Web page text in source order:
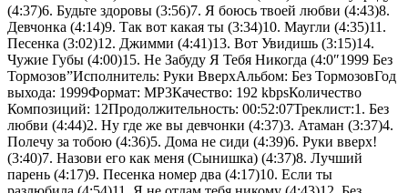
(4:37)6. Будьте здоровы (3:56)7. Я боюсь твоей любви (4:43)8.
Девчонка (4:14)9. Так вот какая ты (3:34)10. Маугли (4:35)11.
Песенка (3:02)12. Джимми (4:41)13. Вот Увидишь (3:15)14.
Чужие Губы (4:00)15. Не Забуду Я Тебя Никогда (4:0″1999 Без
Тормозов”Исполнитель: Руки ВверхАльбом: Без ТормозовГод
выхода: 1999Формат: MP3Качество: 192 kbpsКоличество
Композиций: 12Продолжительность: 00:52:07Треклист:1. Без
любви (4:44)2. Ну где же вы девчонки (4:37)3. Атаман (3:37)4.
Полечу за тобою (4:36)5. Дома не сиди (4:39)6. Руки вверх!
(3:40)7. Назови его как меня (Сынишка) (4:37)8. Лучший
парень (4:17)9. Песенка номер два (4:17)10. Если ты